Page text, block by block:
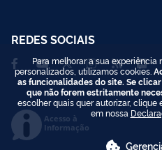
REDES SOCIAIS
Acesso à
Informação
Para melhorar a sua
personalizados, utilizamos cookies.
as funcionalidades do site. Se
que não forem estritamente
escolher quais quer autorizar, clique
em nossa